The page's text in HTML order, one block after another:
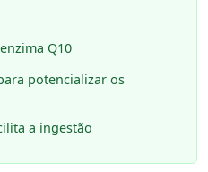
Q10
potencializar os
a ingestão